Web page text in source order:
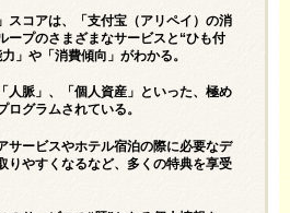
スコアは、「支付宝（アリペイ）の消
ープのさまざまなサービスと“ひも付
」や「消費傾向」がわかる。
人脈」、「個人資産」といった、極め
ログラムされている。
サービスやホテル宿泊の際に必要なデ
りやすくなるなど、多くの特典を享受